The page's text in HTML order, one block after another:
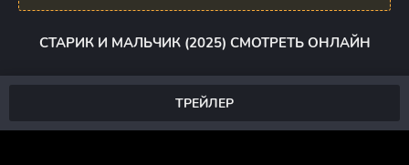
СТАРИК И МАЛЬЧИК (2025) СМОТРЕТЬ ОНЛАЙН
ТРЕЙЛЕР